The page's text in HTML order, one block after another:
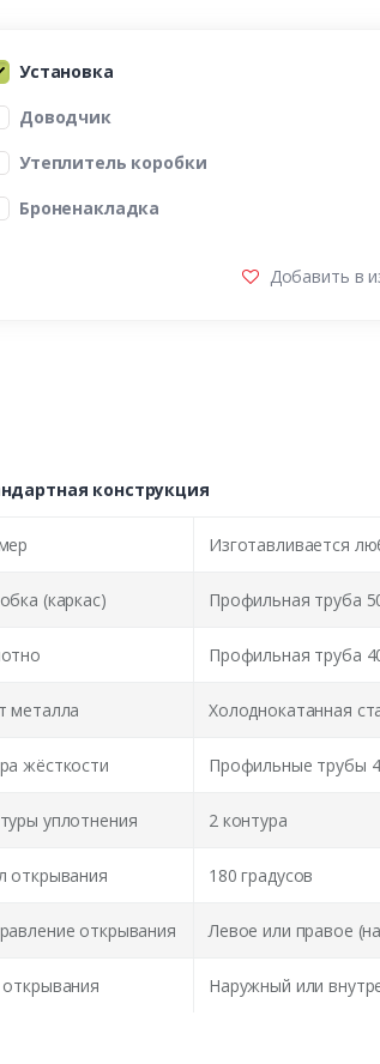
Установка
Доводчик
Утеплитель коробки
Броненакладка
Добавить в
конструкция
Изготавливается
(каркас) Профильная труба
Профильная труба
металла Холоднокатанная
жёсткости Профильные трубы
уплотнения 2 контура
открывания 180 градусов
открывания Левое или правое
Наружный или